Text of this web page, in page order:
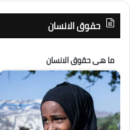
حقوق الانسان
ما هى حقوق الانسان